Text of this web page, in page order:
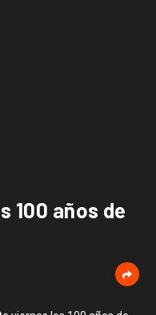
100 años de